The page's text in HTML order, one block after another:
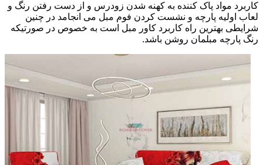
کاربرد مواد پاک کننده به کهنه شدن زودرس و از دست رفتن رنگ و
لعاب اولیه پارچه و نشست کردن فوم مبل می انجامد در چنین
شرایطی بهترین راه کاربرد کاور مبل است به خصوص در صورتیکه
رنگ پارچه مبلمان روشن باشد.